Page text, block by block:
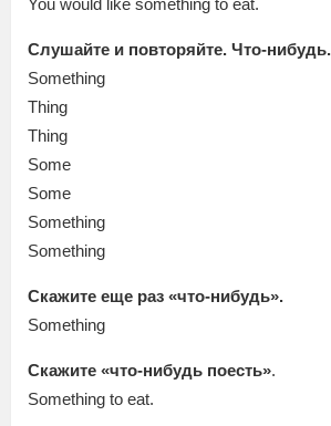
You would like something to eat.
Слушайте и повторяйте. Что-нибудь.
Something
Thing
Thing
Some
Some
Something
Something
Скажите еще раз «что-нибудь».
Something
Скажите «что-нибудь поесть».
Something to eat.